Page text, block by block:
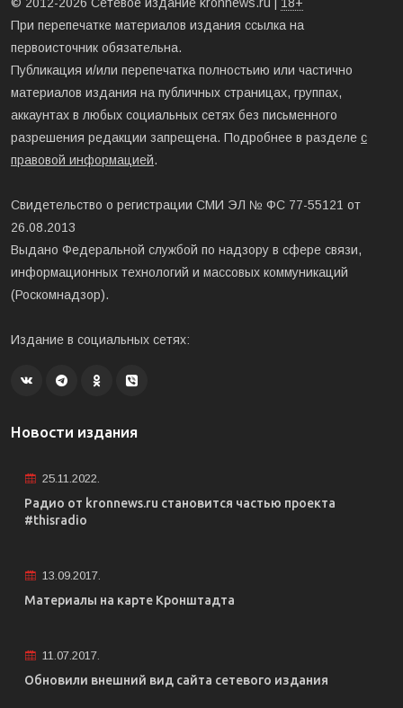
При перепечатке материалов издания ссылка на
первоисточник обязательна.
Публикация и/или перепечатка полностьию или частично
материалов издания на публичных страницах, группах,
аккаунтах в любых социальных сетях без письменного
разрешения редакции запрещена. Подробнее в разделе с
правовой информацией.
Свидетельство о регистрации СМИ ЭЛ № ФС 77-55121 от
26.08.2013
Выдано Федеральной службой по надзору в сфере связи,
информационных технологий и массовых коммуникаций
(Роскомнадзор).
Издание в социальных сетях:
Новости издания
25.11.2022.
Радио от kronnews.ru становится частью проекта
#thisradio
13.09.2017.
Материалы на карте Кронштадта
11.07.2017.
Обновили внешний вид сайта сетевого издания